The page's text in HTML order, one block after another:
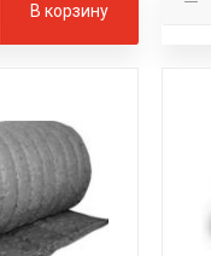
В корзину